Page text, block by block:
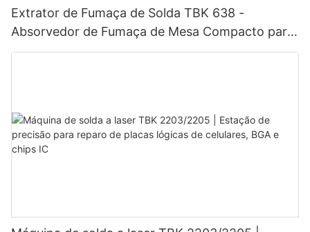
Extrator de Fumaça de Solda TBK 638 -
Absorvedor de Fumaça de Mesa Compacto para
Reparo de Eletrônicos e Marcação a Laser